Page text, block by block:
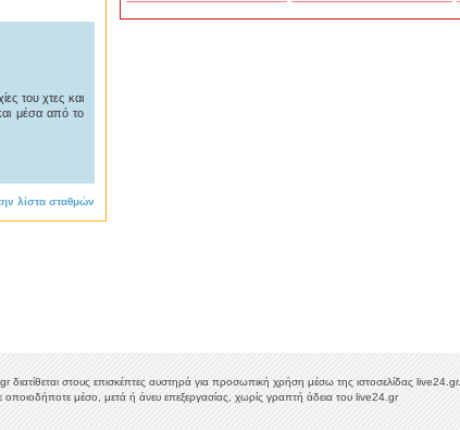
του χτες και
μέσα από το
λίστα σταθμών
στους επισκέπτες αυστηρά για προσωπική χρήση μέσω της ιστοσελίδας live24.gr.
μέσο, μετά ή άνευ επεξεργασίας, χωρίς γραπτή άδεια του live24.gr